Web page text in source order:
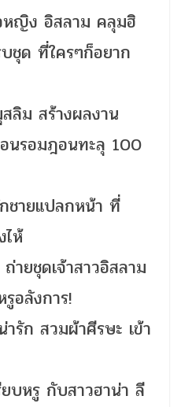
หญิง อิสลาม คลุมฮิ
ชุด ที่ใครๆก็อยาก
ลิม สร้างผลงาน
นรอมฎอนทะลุ 100
ชายแปลกหน้า ที่
ไห้
ายชุดเจ้าสาวอิสลาม
อลังการ!
รัก สวมผ้าศีรษะ เข้า
ยบหรู กับสาวฮาน่า ลี